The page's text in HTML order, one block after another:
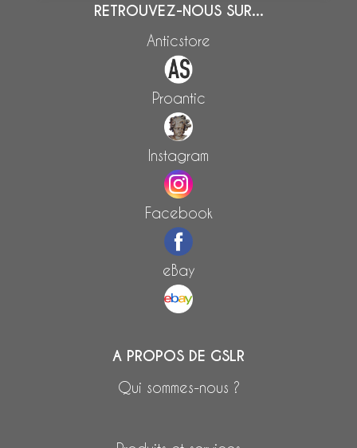
RETROUVEZ-NOUS SUR...
Anticstore
Proantic
Instagram
Facebook
eBay
A PROPOS DE GSLR
Qui sommes-nous ?